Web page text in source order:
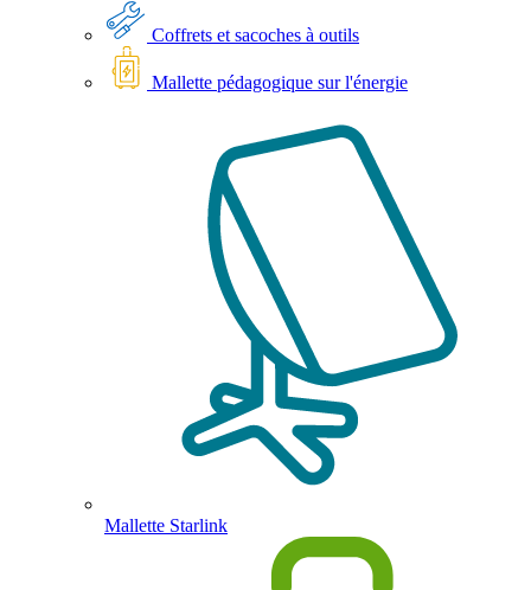
Coffrets et sacoches à outils
Mallette pédagogique sur l'énergie
Mallette Starlink